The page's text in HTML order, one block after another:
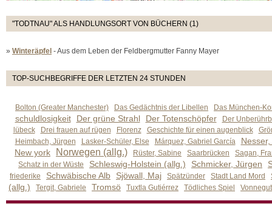
"TODTNAU" ALS HANDLUNGSORT VON BÜCHERN (1)
» Winteräpfel - Aus dem Leben der Feldbergmutter Fanny Mayer
TOP-SUCHBEGRIFFE DER LETZTEN 24 STUNDEN
Bolton (Greater Manchester) Das Gedächtnis der Libellen Das München-
schuldlosigkeit Der grüne Strahl Der Totenschöpfer
Der
lübeck
Drei frauen auf rügen Florenz Geschichte für einen augenblick
Heimbach, Jürgen
Lasker-Schüler, Else Márquez, Gabriel García
New york
Norwegen (allg.) Rüster, Sabine Saarbrücken
Sagan,
Schatz in der Wüste
Schleswig-Holstein (allg.) Schmicker, Jürgen
friederike Schwäbische Alb Sjöwall, Maj Spätzünder Stadt Land Mord
(allg.) Tergit, Gabriele Tromsö Tuxtla Gutiérrez Tödliches Spiel